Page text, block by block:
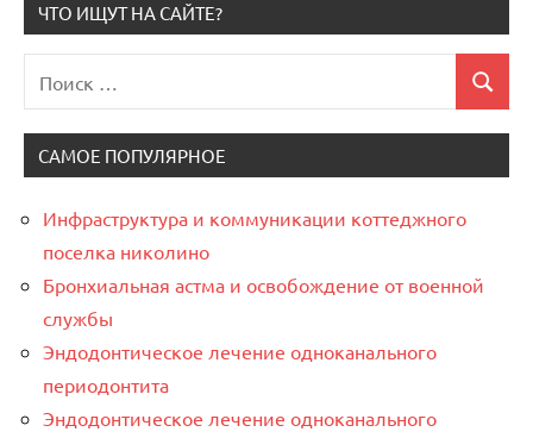
ЧТО ИЩУТ НА САЙТЕ?
для:
Поиск
САМОЕ ПОПУЛЯРНОЕ
Инфраструктура и коммуникации коттеджного
поселка николино
Бронхиальная астма и освобождение от военной
службы
Эндодонтическое лечение одноканального
периодонтита
Эндодонтическое лечение одноканального